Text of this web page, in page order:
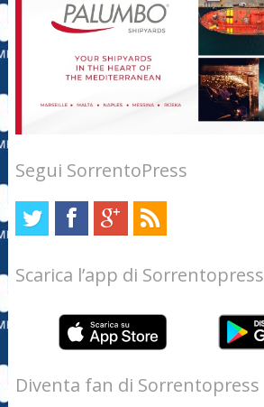
Segui SorrentoPress
Scarica l’app di Sorrentopress
Diventa fan di Sorrentopress